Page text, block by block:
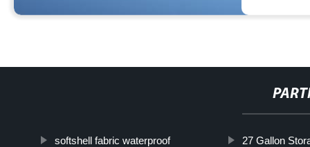
softshell fabric waterproof 27 Gallon